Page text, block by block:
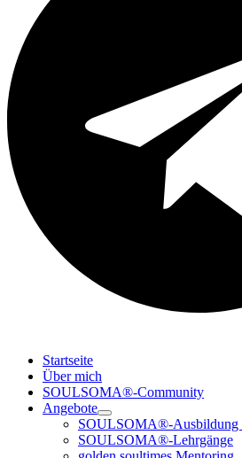
Startseite
Über mich
SOULSOMA®-Community
Angebote
SOULSOMA®-
SOULSOMA®-Lehrgänge